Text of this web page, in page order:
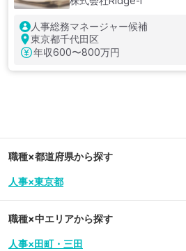
人事総務マネージャー候補
東京都千代田区
年収600〜800万円
職種×都道府県から探す
人事×東京都
職種×中エリアから探す
人事×田町・三田